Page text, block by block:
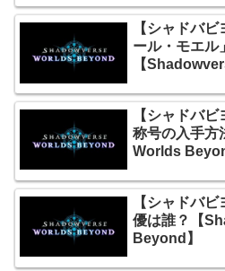
【シャドバ
ール・モエル
【
【シャドバ
称号の入手
Worlds
【シャドバ
優は誰？【
Beyond】